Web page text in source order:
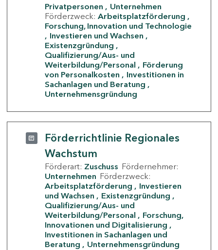
Privatpersonen
Unternehmen
Förderzweck: Arbeitsplatzförderung
Forschung, Innovation und Technologie
Investieren und Wachsen
Existenzgründung
Qualifizierung/Aus- und
Weiterbildung/Personal
Förderung
von Personalkosten
Investitionen in
Sachanlagen und Beratung
Unternehmensgründung
Förderrichtlinie Regionales
Wachstum
Förderart: Zuschuss Fördernehmer:
Unternehmen Förderzweck:
Arbeitsplatzförderung
Investieren
und Wachsen
Existenzgründung
Qualifizierung/Aus- und
Weiterbildung/Personal
Forschung,
Innovationen und Digitalisierung
Investitionen in Sachanlagen und
Beratung
Unternehmensgründung